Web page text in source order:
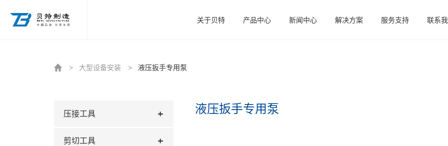
关于贝特
产品中心 新闻中心 解决方案 服务支持 联系
> 大型设备安装 > 液压扳手专用泵
压接工具
剪切工具
液压扳手专用泵